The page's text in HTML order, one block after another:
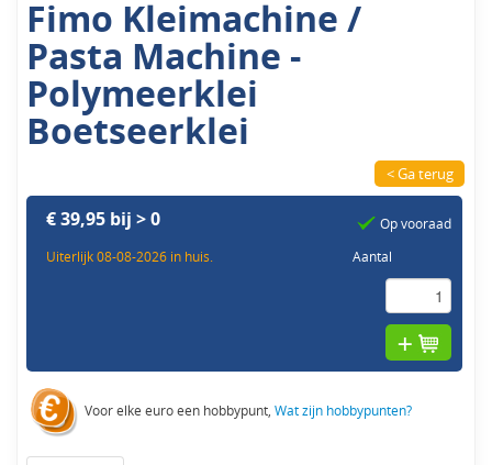
Fimo Kleimachine /
Pasta Machine -
Polymeerklei
Boetseerklei
< Ga terug
€ 39,95 bij > 0
Uiterlijk 08-08-2026 in huis.
Op vooraad
Aantal
Voor elke euro een hobbypunt,Wat zijn hobbypunten?